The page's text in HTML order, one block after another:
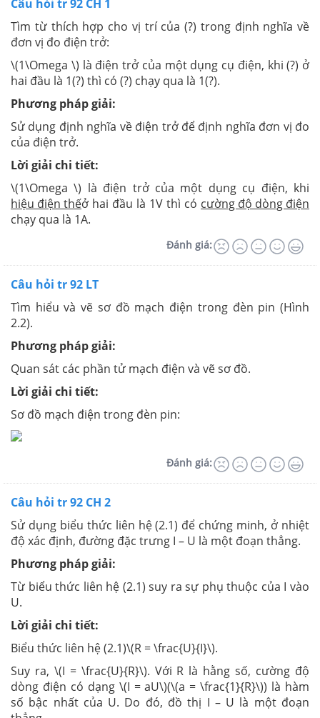
Câu hỏi tr 92 CH 1
Tìm từ thích hợp cho vị trí của (?) trong định nghĩa về
đơn vị đo điện trở:
\(1\Omega \) là điện trở của một dụng cụ điện, khi (?) ở
hai đầu là 1(?) thì có (?) chạy qua là 1(?).
Phương pháp giải:
Sử dụng định nghĩa về điện trở để định nghĩa đơn vị đo
của điện trở.
Lời giải chi tiết:
\(1\Omega \) là điện trở của một dụng cụ điện, khi
hiệu điện thếở hai đầu là 1V thì có cường độ dòng điện
chạy qua là 1A.
Đánh giá:
Câu hỏi tr 92 LT
Tìm hiểu và vẽ sơ đồ mạch điện trong đèn pin (Hình
2.2).
Phương pháp giải:
Quan sát các phần tử mạch điện và vẽ sơ đồ.
Lời giải chi tiết:
Sơ đồ mạch điện trong đèn pin:
Đánh giá:
Câu hỏi tr 92 CH 2
Sử dụng biểu thức liên hệ (2.1) để chứng minh, ở nhiệt
độ xác định, đường đặc trưng I – U là một đoạn thẳng.
Phương pháp giải:
Từ biểu thức liên hệ (2.1) suy ra sự phụ thuộc của I vào
U.
Lời giải chi tiết:
Biểu thức liên hệ (2.1)\(R = \frac{U}{I}\).
Suy ra, \(I = \frac{U}{R}\). Với R là hằng số, cường độ
dòng điện có dạng \(I = aU\)(\(a = \frac{1}{R}\)) là hàm
số bậc nhất của U. Do đó, đồ thị I – U là một đoạn